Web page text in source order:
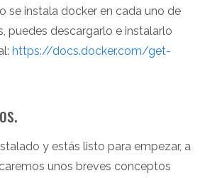
se instala docker en cada uno de
puedes descargarlo e instalarlo
https://docs.docker.com/get-
y estás listo para empezar, a
unos breves conceptos